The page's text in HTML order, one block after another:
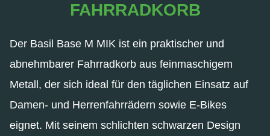
FAHRRADKORB
Der Basil Base M MIK ist ein praktischer und
abnehmbarer Fahrradkorb aus feinmaschigem
Metall, der sich ideal für den täglichen Einsatz auf
Damen- und Herrenfahrrädern sowie E-Bikes
eignet. Mit seinem schlichten schwarzen Design